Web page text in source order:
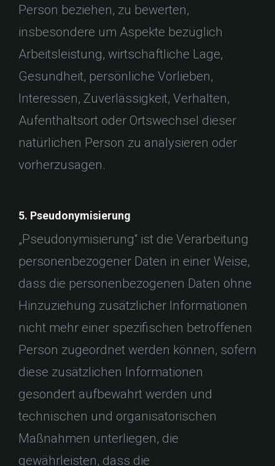
Person beziehen, zu bewerten,
insbesondere um Aspekte bezüglich
Arbeitsleistung, wirtschaftliche Lage,
Gesundheit, persönliche Vorlieben,
Interessen, Zuverlässigkeit, Verhalten,
Aufenthaltsort oder Ortswechsel dieser
natürlichen Person zu analysieren oder
vorherzusagen.
5. Pseudonymisierung
„Pseudonymisierung“ ist die Verarbeitung
personenbezogener Daten in einer Weise,
dass die personenbezogenen Daten ohne
Hinzuziehung zusätzlicher Informationen
nicht mehr einer spezifischen betroffenen
Person zugeordnet werden können, sofern
diese zusätzlichen Informationen
gesondert aufbewahrt werden und
technischen und organisatorischen
Maßnahmen unterliegen, die
gewährleisten, dass die